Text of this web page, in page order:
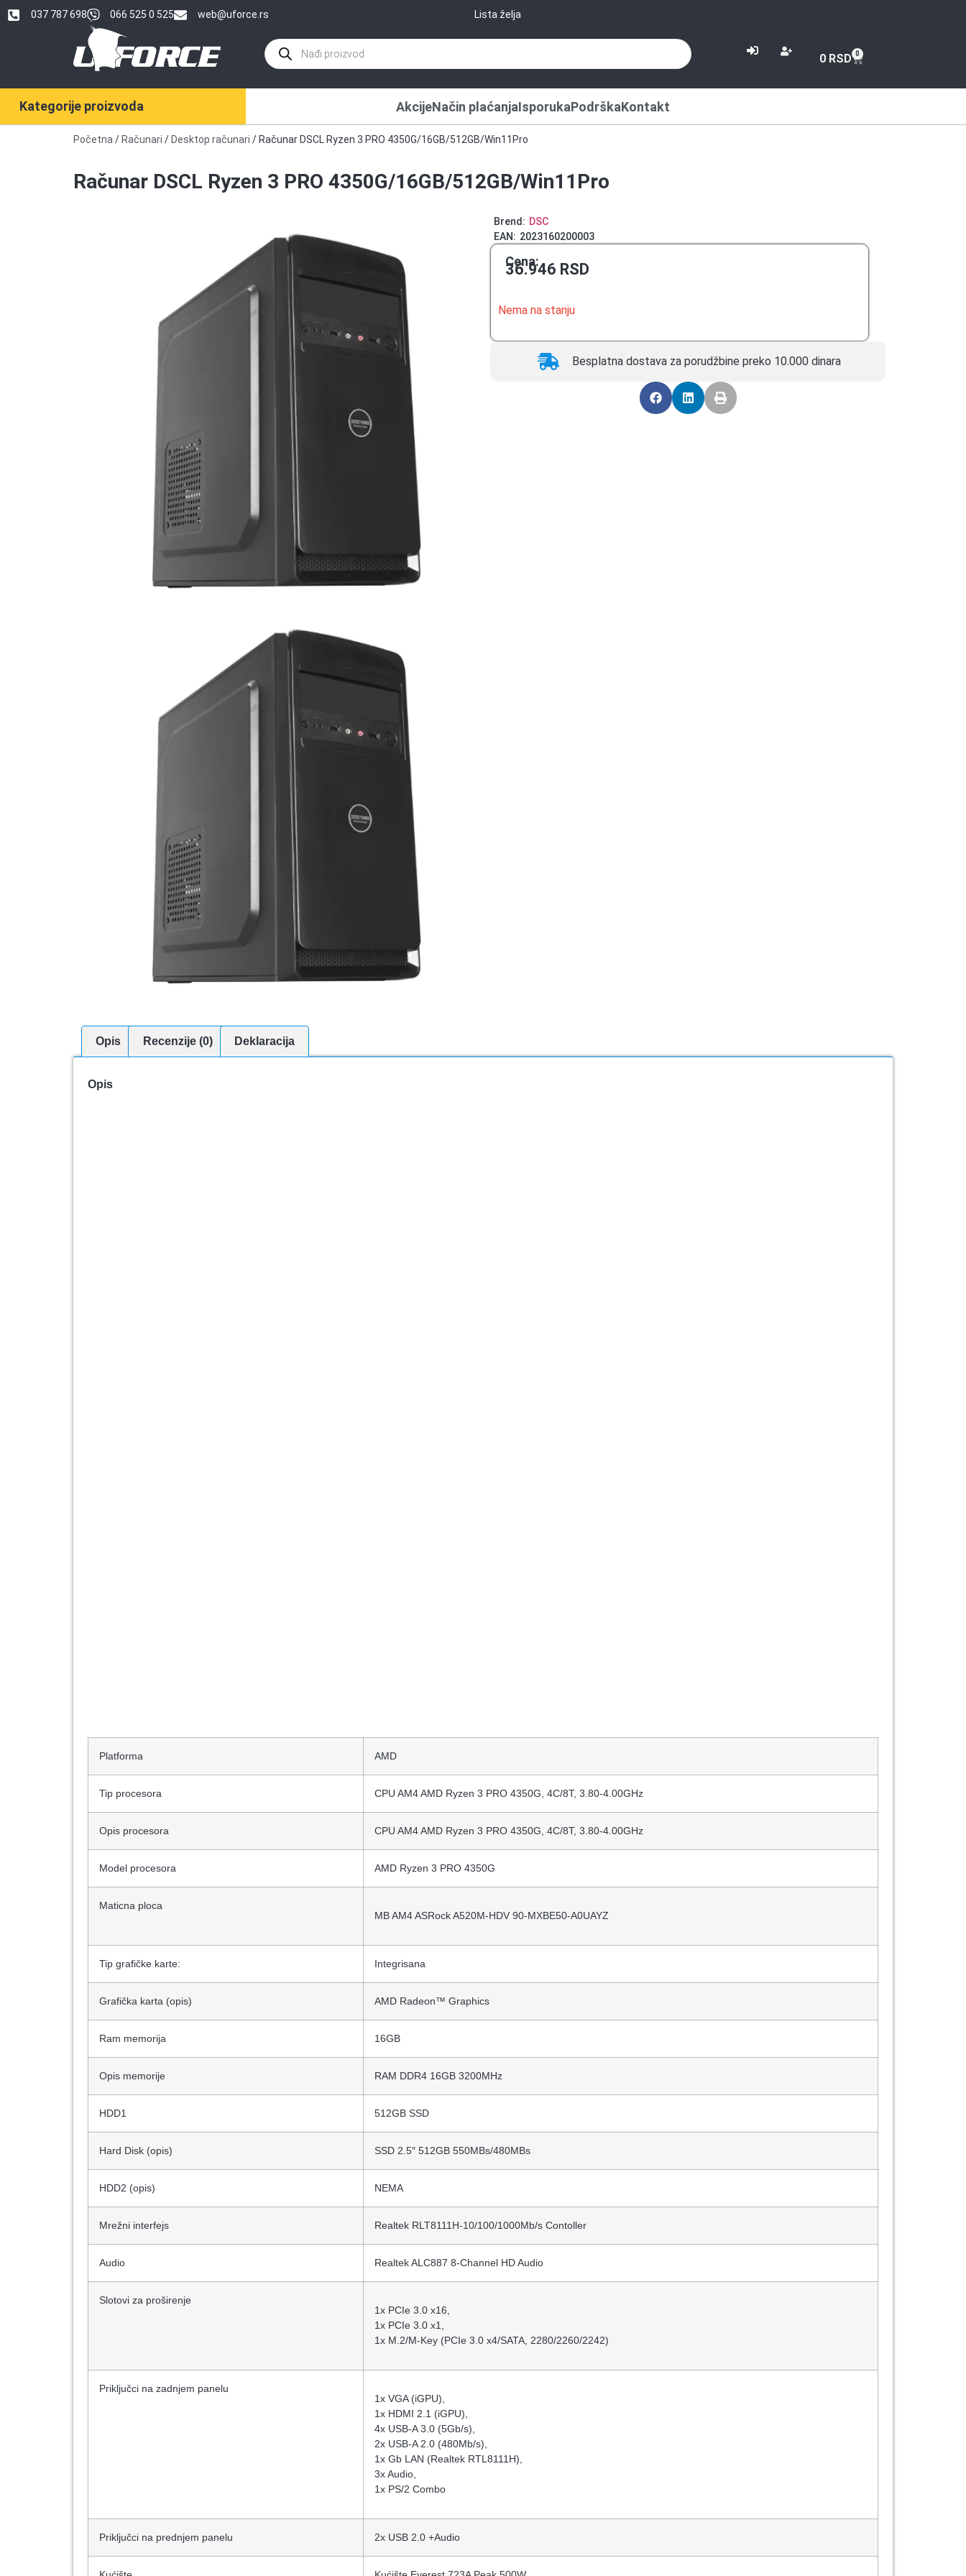
037 787 698 066 525 0 525 web@uforce.rs Lista želja
0 RSD 0
Kategorije proizvoda AkcijeNačin plaćanjaIsporukaPodrškaKontakt
Početna / Računari / Desktop računari / Računar DSCL Ryzen 3 PRO 4350G/16GB/512GB/Win11Pro
Računar DSCL Ryzen 3 PRO 4350G/16GB/512GB/Win11Pro
Brend: DSC
EAN: 2023160200003
Cena:
36.946 RSD
Nema na stanju
Besplatna dostava za porudžbine preko 10.000 dinara
Opis Recenzije (0) Deklaracija
Opis
Platforma AMD
Tip procesora CPU AM4 AMD Ryzen 3 PRO 4350G, 4C/8T, 3.80-4.00GHz
Opis procesora CPU AM4 AMD Ryzen 3 PRO 4350G, 4C/8T, 3.80-4.00GHz
Model procesora AMD Ryzen 3 PRO 4350G
Maticna ploca
MB AM4 ASRock A520M-HDV 90-MXBE50-A0UAYZ
Tip grafičke karte: Integrisana
Grafička karta (opis) AMD Radeon™ Graphics
Ram memorija 16GB
Opis memorije RAM DDR4 16GB 3200MHz
HDD1 512GB SSD
Hard Disk (opis) SSD 2.5″ 512GB 550MBs/480MBs
HDD2 (opis) NEMA
Mrežni interfejs Realtek RLT8111H-10/100/1000Mb/s Contoller
Audio Realtek ALC887 8-Channel HD Audio
Slotovi za proširenje
1x PCIe 3.0 x16,
1x PCIe 3.0 x1,
1x M.2/​M-Key (PCIe 3.0 x4/​SATA, 2280/​2260/​2242)
Priključci na zadnjem panelu
1x VGA (iGPU),
1x HDMI 2.1 (iGPU),
4x USB-A 3.0 (5Gb/​s),
2x USB-A 2.0 (480Mb/​s),
1x Gb LAN (Realtek RTL8111H),
3x Audio,
1x PS/​2 Combo
Priključci na prednjem panelu 2x USB 2.0 +Audio